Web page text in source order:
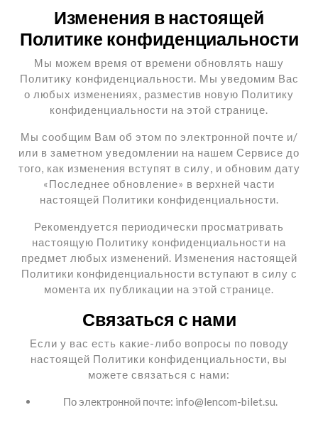
Изменения в настоящей
Политике конфиденциальности
Мы можем время от времени обновлять нашу
Политику конфиденциальности. Мы уведомим Вас
о любых изменениях, разместив новую Политику
конфиденциальности на этой странице.
Мы сообщим Вам об этом по электронной почте и/
или в заметном уведомлении на нашем Сервисе до
того, как изменения вступят в силу, и обновим дату
«Последнее обновление» в верхней части
настоящей Политики конфиденциальности.
Рекомендуется периодически просматривать
настоящую Политику конфиденциальности на
предмет любых изменений. Изменения настоящей
Политики конфиденциальности вступают в силу с
момента их публикации на этой странице.
Связаться с нами
Если у вас есть какие-либо вопросы по поводу
настоящей Политики конфиденциальности, вы
можете связаться с нами:
По электронной почте: info@lencom-bilet.su.